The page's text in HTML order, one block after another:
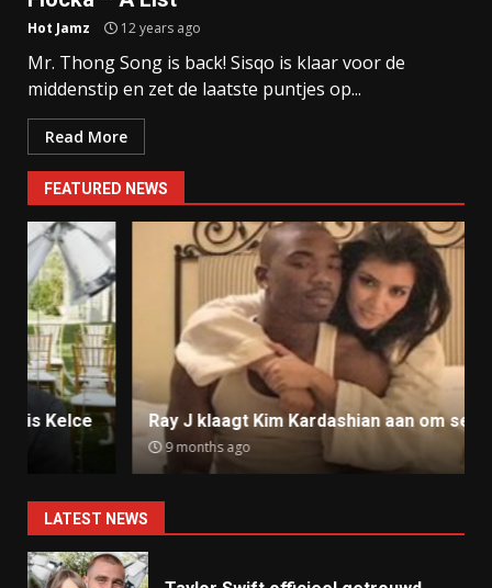
Hot Jamz 12 years ago
Mr. Thong Song is back! Sisqo is klaar voor de
middenstip en zet de laatste puntjes op...
Read More
FEATURED NEWS
Ray J klaagt Kim Kardashian aan om sekstape
9 months ago
LATEST NEWS